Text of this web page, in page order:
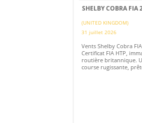
SHELBY COBRA FIA
(UNITED KINGDOM)
31 juillet 2026
Vents Shelby Cobra
Certificat FIA HTP,
routière britannique.
course rugissante,